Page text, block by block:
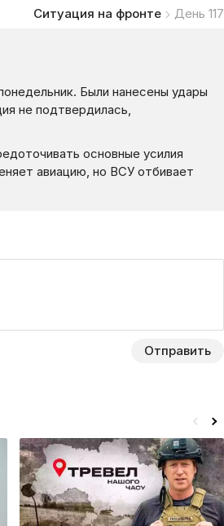
Ситуация на фронте День 117
Были нанесены удары
не подтвердилась,
основные усилия
авиацию, но ВСУ отбивает
Отправить